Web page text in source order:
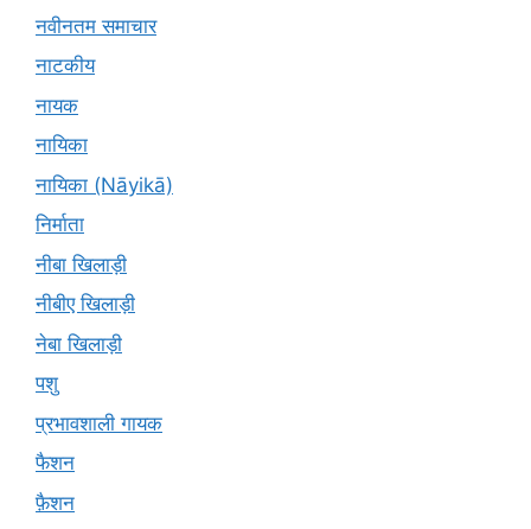
नवीनतम समाचार
नाटकीय
नायक
नायिका
नायिका (Nāyikā)
निर्माता
नीबा खिलाड़ी
नीबीए खिलाड़ी
नेबा खिलाड़ी
पशु
प्रभावशाली गायक
फैशन
फ़ैशन